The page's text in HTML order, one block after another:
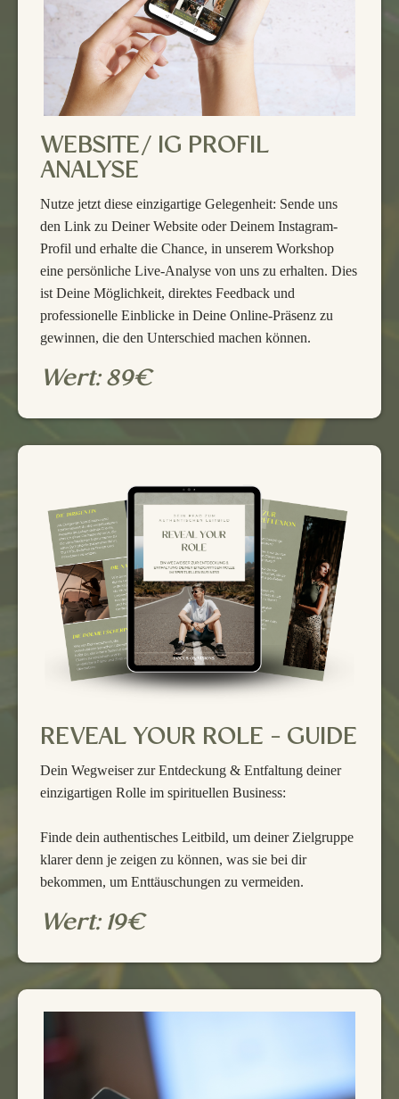
WEBSITE/ IG PROFIL
ANALYSE
Nutze jetzt diese einzigartige Gelegenheit: Sende uns
den Link zu Deiner Website oder Deinem Instagram-
Profil und erhalte die Chance, in unserem Workshop
eine persönliche Live-Analyse von uns zu erhalten. Dies
ist Deine Möglichkeit, direktes Feedback und
professionelle Einblicke in Deine Online-Präsenz zu
gewinnen, die den Unterschied machen können.
Wert: 89€
REVEAL YOUR ROLE - GUIDE
Dein Wegweiser zur Entdeckung & Entfaltung deiner
einzigartigen Rolle im spirituellen Business:
Finde dein authentisches Leitbild, um deiner Zielgruppe
klarer denn je zeigen zu können, was sie bei dir
bekommen, um Enttäuschungen zu vermeiden.
Wert: 19€